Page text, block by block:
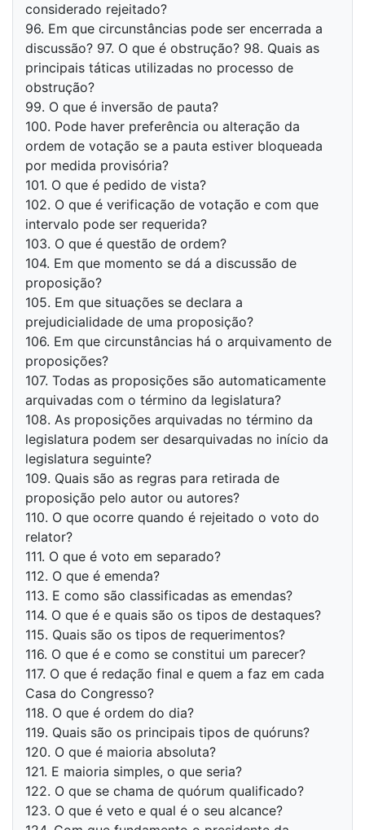
considerado rejeitado?
96. Em que circunstâncias pode ser encerrada a
discussão? 97. O que é obstrução? 98. Quais as
principais táticas utilizadas no processo de
obstrução?
99. O que é inversão de pauta?
100. Pode haver preferência ou alteração da
ordem de votação se a pauta estiver bloqueada
por medida provisória?
101. O que é pedido de vista?
102. O que é verificação de votação e com que
intervalo pode ser requerida?
103. O que é questão de ordem?
104. Em que momento se dá a discussão de
proposição?
105. Em que situações se declara a
prejudicialidade de uma proposição?
106. Em que circunstâncias há o arquivamento de
proposições?
107. Todas as proposições são automaticamente
arquivadas com o término da legislatura?
108. As proposições arquivadas no término da
legislatura podem ser desarquivadas no início da
legislatura seguinte?
109. Quais são as regras para retirada de
proposição pelo autor ou autores?
110. O que ocorre quando é rejeitado o voto do
relator?
111. O que é voto em separado?
112. O que é emenda?
113. E como são classificadas as emendas?
114. O que é e quais são os tipos de destaques?
115. Quais são os tipos de requerimentos?
116. O que é e como se constitui um parecer?
117. O que é redação final e quem a faz em cada
Casa do Congresso?
118. O que é ordem do dia?
119. Quais são os principais tipos de quóruns?
120. O que é maioria absoluta?
121. E maioria simples, o que seria?
122. O que se chama de quórum qualificado?
123. O que é veto e qual é o seu alcance?